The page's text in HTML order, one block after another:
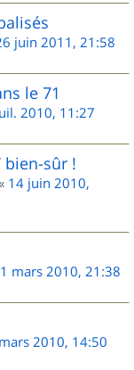
juin 2011, 21:58
le 71
2010, 11:27
bien-sûr !
14 juin 2010,
mars 2010, 21:38
2010, 14:50